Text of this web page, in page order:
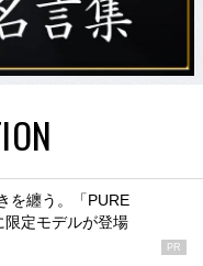
を纏う。「PURE
限定モデルが登場
PR